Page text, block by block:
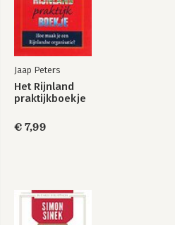
Jaap Peters
Het Rijnland
praktijkboekje
€ 7,99